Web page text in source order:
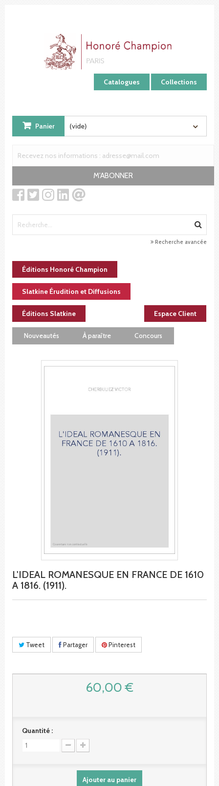
Catalogues Collections
Panier (vide)
M'ABONNER
Recherche avancée
Éditions Honoré Champion
Slatkine Érudition et Diffusions
Éditions Slatkine Espace Client
Nouveautés À paraître Concours
L'IDEAL ROMANESQUE EN FRANCE DE 1610
A 1816. (1911).
Tweet Partager Pinterest
60,00 €
Quantité :
Ajouter au panier